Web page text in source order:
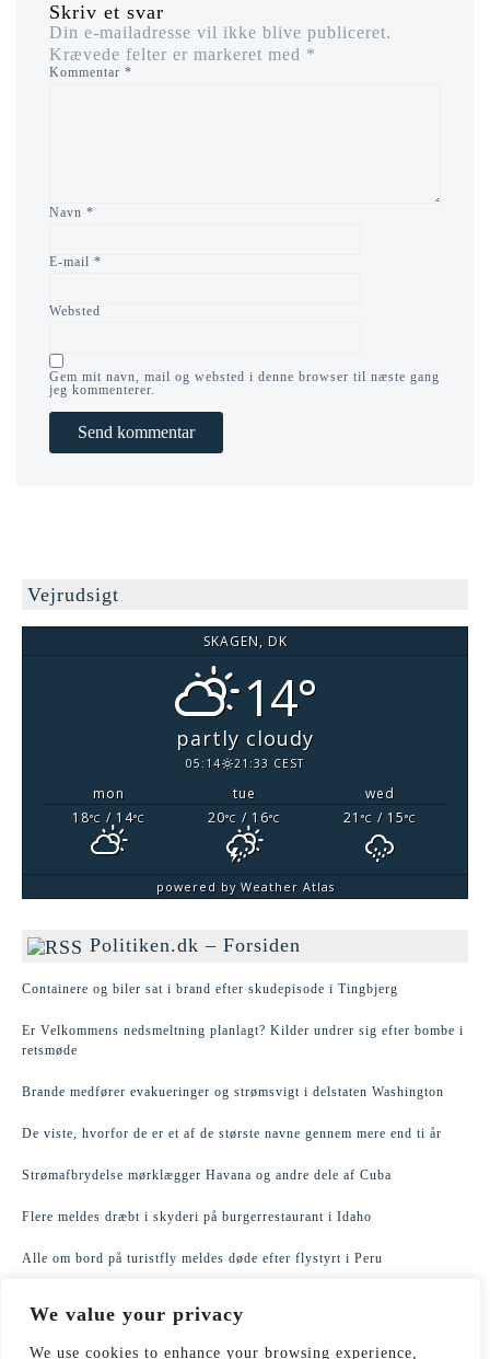
We value your privacy
We use cookies to enhance your browsing experience,
Skriv et svar
Din e-mailadresse vil ikke blive publiceret.
Krævede felter er markeret med *
Kommentar *
Navn *
E-mail *
Websted
Gem mit navn, mail og websted i denne browser til næste gang
jeg kommenterer.
Vejrudsigt
SKAGEN, DK
14°
partly cloudy
05:14 21:33 CEST
mon tue
wed
18°C / 14°C 20°C / 16°C 21°C / 15°C
powered by Weather Atlas
Politiken.dk – Forsiden
Containere og biler sat i brand efter skudepisode i Tingbjerg
Er Velkommens nedsmeltning planlagt? Kilder undrer sig efter bombe i
retsmøde
Brande medfører evakueringer og strømsvigt i delstaten Washington
De viste, hvorfor de er et af de største navne gennem mere end ti år
Strømafbrydelse mørklægger Havana og andre dele af Cuba
Flere meldes dræbt i skyderi på burgerrestaurant i Idaho
Alle om bord på turistfly meldes døde efter flystyrt i Peru